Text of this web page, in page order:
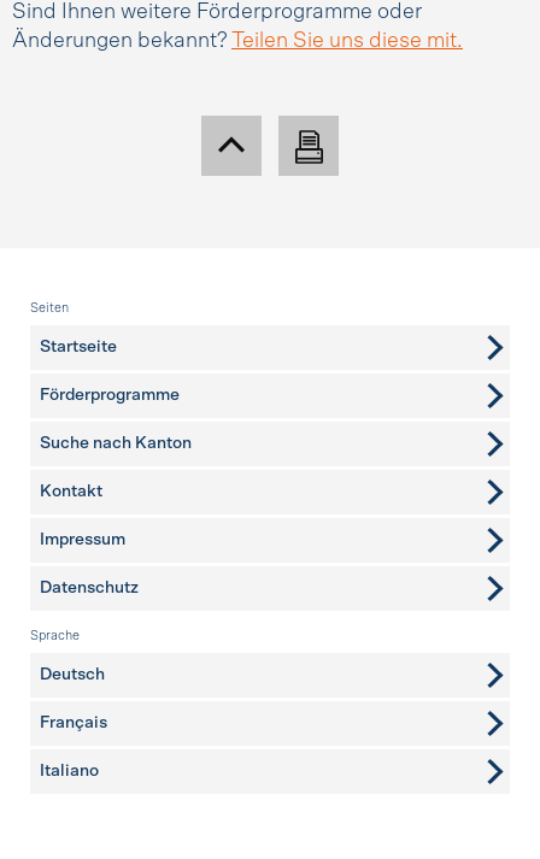
Sind Ihnen weitere Förderprogramme oder
Änderungen bekannt?
Teilen Sie uns diese mit.
Fusszeile
Seiten
Startseite
Förderprogramme
Suche nach Kanton
weitere Seiten
Kontakt
Impressum
Datenschutz
Sprache
Deutsch
Français
Italiano